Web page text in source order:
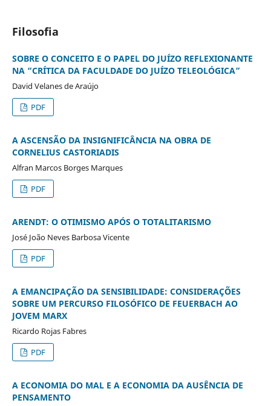
Filosofia
SOBRE O CONCEITO E O PAPEL DO JUÍZO REFLEXIONANTE
NA “CRÍTICA DA FACULDADE DO JUÍZO TELEOLÓGICA”
David Velanes de Araújo
PDF
A ASCENSÃO DA INSIGNIFICÂNCIA NA OBRA DE
CORNELIUS CASTORIADIS
Alfran Marcos Borges Marques
PDF
ARENDT: O OTIMISMO APÓS O TOTALITARISMO
José João Neves Barbosa Vicente
PDF
A EMANCIPAÇÃO DA SENSIBILIDADE: CONSIDERAÇÕES
SOBRE UM PERCURSO FILOSÓFICO DE FEUERBACH AO
JOVEM MARX
Ricardo Rojas Fabres
PDF
A ECONOMIA DO MAL E A ECONOMIA DA AUSÊNCIA DE
PENSAMENTO